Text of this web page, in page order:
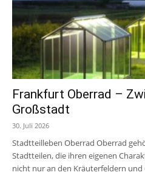
Frankfurt Oberrad –
Großstadt
30. Juli 2026
Stadtteilleben Oberrad Oberrad
Stadtteilen, die ihren eigenen
nicht nur an den Kräuterfeldern und